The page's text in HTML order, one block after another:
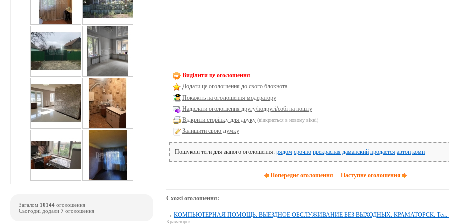
Виділити це оголошення
Додати це оголошення до свого блокнота
Покажіть на оголошення модератору
Надіслати оголошення другу/подругі/собі на пошту
Відкрити сторінку для друку (відкриється в новому вікні)
Залишити свою думку
Пошукові теги для даного оголошення: рядом срочно прекрасная даманский продается автон комн
Попереднє оголошення Наступне оголошення
Схожі оголошення:
→ КОМПЬЮТЕРНАЯ ПОМОЩЬ. ВЫЕЗДНОЕ ОБСЛУЖИВАНИЕ БЕЗ ВЫХОДНЫХ. КРАМАТОРСК. Тел:
Краматорск
Загалом 10144 оголошення
Сьогодні додали 7 оголошення